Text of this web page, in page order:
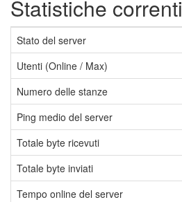
Statistiche correnti
Stato del server
Utenti (Online / Max)
Numero delle stanze
Ping medio del server
Totale byte ricevuti
Totale byte inviati
Tempo online del server